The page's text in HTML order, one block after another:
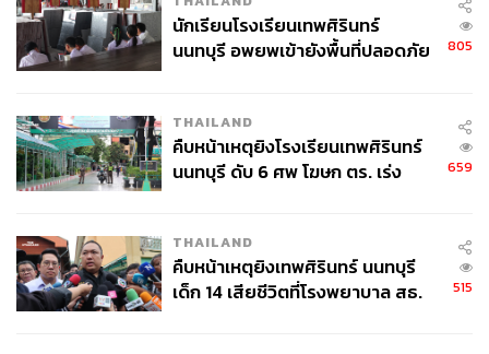
นักเรียนโรงเรียนเทพศิรินทร์
นนทบุรี อพยพเข้ายังพื้นที่ปลอดภัย
805
THAILAND
คืบหน้าเหตุยิงโรงเรียนเทพศิรินทร์
นนทบุรี ดับ 6 ศพ โฆษก ตร. เร่ง
659
THAILAND
คืบหน้าเหตุยิงเทพศิรินทร์ นนทบุรี
เด็ก 14 เสียชีวิตที่โรงพยาบาล สธ.
515